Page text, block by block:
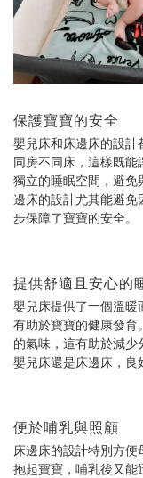
保護寶寶的安全
嬰兒床和床邊床的設
同房不同床，這樣既
獨立的睡眠空間，避
邊床的設計尤其能避
步保障了寶寶的安全。
提供舒適且安心的
嬰兒床提供了一個溫暖
有助於寶寶的健康發育
的氣味，這有助於減
嬰兒床還是床邊床，良
便於哺乳與照顧
床邊床的設計特別方
抱起寶寶，哺乳後又